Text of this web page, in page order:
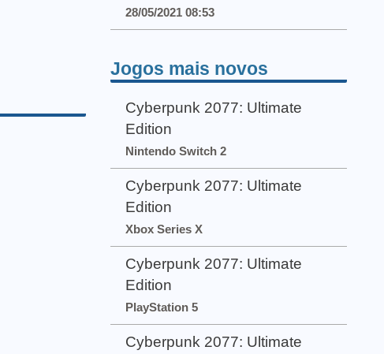
28/05/2021 08:53
Jogos mais novos
Cyberpunk 2077: Ultimate
Edition
Nintendo Switch 2
Cyberpunk 2077: Ultimate
Edition
Xbox Series X
Cyberpunk 2077: Ultimate
Edition
PlayStation 5
Cyberpunk 2077: Ultimate